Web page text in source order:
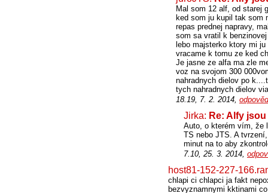
Mal som 12 alf, od starej
ked som ju kupil tak som
repas prednej napravy,
som sa vratil k
lebo majsterko ktory mi
vracame k tomu ze ked
Je jasne ze alfa ma zle
voz na svojom 300
nahradnych dielov po
tych nahradnych dielov
18.19, 7. 2. 2014,
Jirka: Re: Alfy
Auto, o kterém vím, že
TS nebo JTS. A
minut na to aby
7.10, 25. 3. 2014,
host81-152-227-
chlapi ci chlapci ja fakt
bezvyznamnymi kktinami